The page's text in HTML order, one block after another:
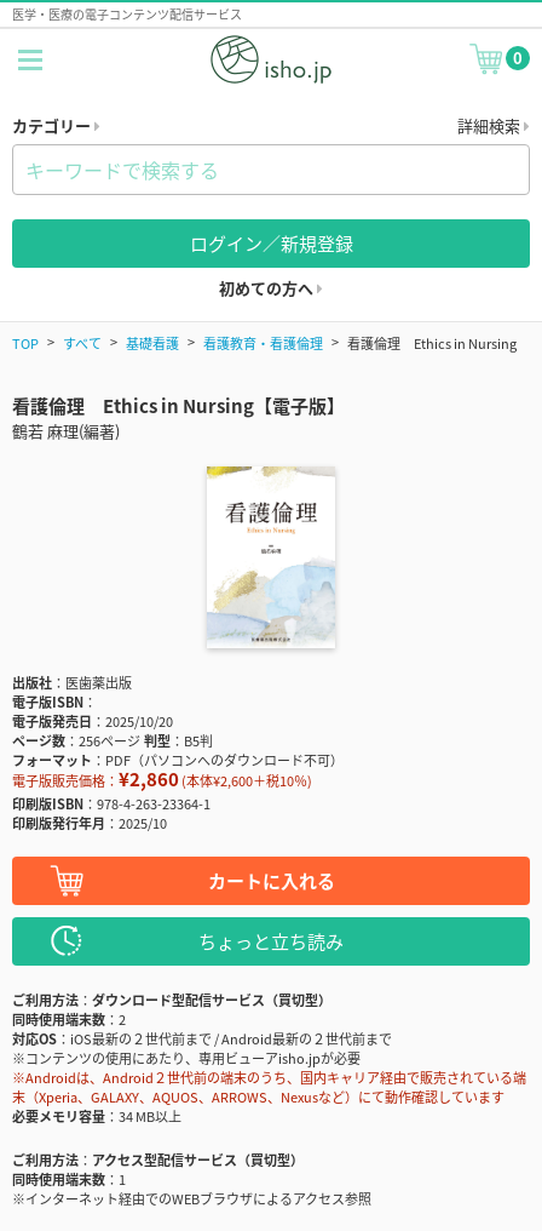
医学・医療の電子コンテンツ配信サービス
0
カテゴリー 詳細検索
ログイン／新規登録
初めての方へ
TOP すべて 基礎看護 看護教育・看護倫理 看護倫理 Ethics in Nursing
看護倫理 Ethics in Nursing【電子版】
鶴若 麻理(編著)
出版社
医歯薬出版
電子版ISBN
電子版発売日
2025/10/20
ページ数
256ページ判型
B5判
フォーマット
PDF（パソコンへのダウンロード不可）
電子版販売価格： ¥2,860(本体¥2,600＋税10％)
印刷版ISBN
978-4-263-23364-1
印刷版発行年月
2025/10
カートに入れる
ちょっと立ち読み
ご利用方法
ダウンロード型配信サービス（買切型）
同時使用端末数
2
対応OS
iOS最新の２世代前まで / Android最新の２世代前まで
※コンテンツの使用にあたり、専用ビューアisho.jpが必要
※Androidは、Android２世代前の端末のうち、国内キャリア経由で販売されている端
末（Xperia、GALAXY、AQUOS、ARROWS、Nexusなど）にて動作確認しています
必要メモリ容量
34 MB以上
ご利用方法
アクセス型配信サービス（買切型）
同時使用端末数
1
※インターネット経由でのWEBブラウザによるアクセス参照